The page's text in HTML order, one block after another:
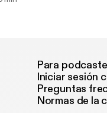
Para
Iniciar sesión
Preguntas
Normas de la